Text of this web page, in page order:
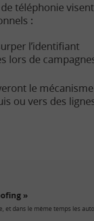
téléphonie
:
l’identifiant
lors de
le mécanisme
ou vers des
»
et dans le même temps les